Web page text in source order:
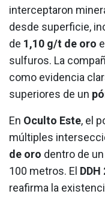
interceptaron
desde superficie,
de 1,10 g/t de oro
sulfuros. La
como evidencia
superiores de un
En Oculto Este, el
múltiples
de oro dentro de
100 metros. El DDH
reafirma la